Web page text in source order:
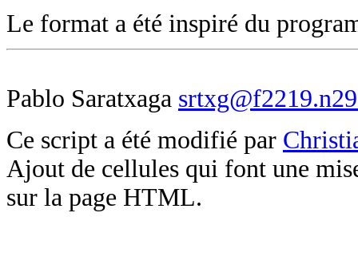
Le format a été inspiré du
Pablo Saratxaga
Ce script a été modifié par
Ajout de cellules qui font une
sur la page HTML.